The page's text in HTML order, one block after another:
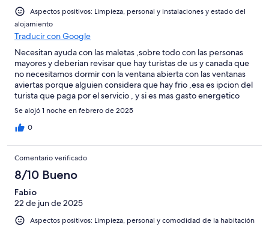
Aspectos positivos: Limpieza, personal y instalaciones y estado del
alojamiento
Traducir con Google
Necesitan ayuda con las maletas ,sobre todo con las personas
mayores y deberian revisar que hay turistas de us y canada que
no necesitamos dormir con la ventana abierta con las ventanas
aviertas porque alguien considera que hay frio ,esa es ipcion del
turista que paga por el servicio , y si es mas gasto energetico
cobrenlo y que cada cual acepte o no Son personas muy
amables
Se alojó 1 noche en febrero de 2025
0
Comentario verificado
8/10 Bueno
Fabio
22 de jun de 2025
Aspectos positivos: Limpieza, personal y comodidad de la habitación